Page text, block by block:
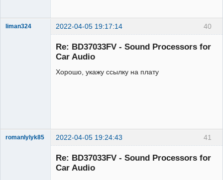
40
liman324 2022-04-05 19:17:14
Re: BD37033FV - Sound Processors for
Car Audio
Хорошо, укажу ссылку на плату
41
romanlylyk85 2022-04-05 19:24:43
Re: BD37033FV - Sound Processors for
Car Audio